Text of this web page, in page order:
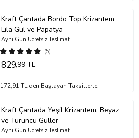
Kraft Çantada Bordo Top Krizantem
Lila Gül ve Papatya
(5)
Aynı Gün Ücretsiz Teslimat
829,99 TL
172,91 TL'den Başlayan Taksitlerle
Kraft Çantada Yeşil Krizantem, Beyaz
ve Turuncu Güller
Aynı Gün Ücretsiz Teslimat